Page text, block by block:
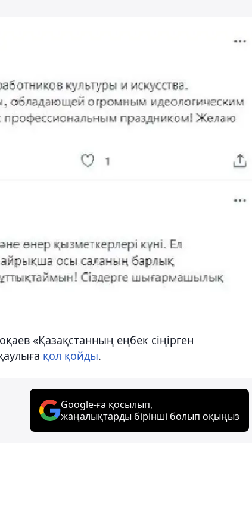
«Қазақстанның еңбек сіңірген
қол қойды.
Google-ға қосылып,
жаңалықтарды бірінші болып оқыңыз